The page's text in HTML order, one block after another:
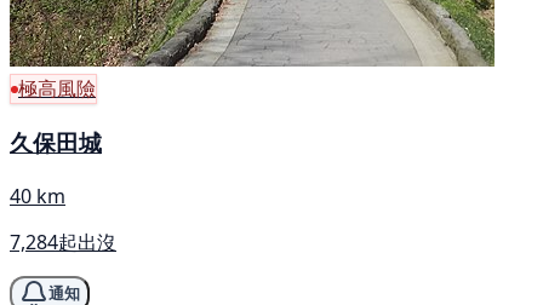
極高風險
久保田城
40 km
7,284起出沒
通知